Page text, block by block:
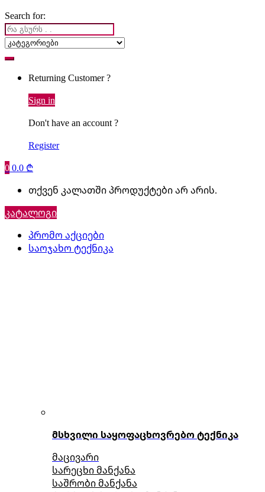
Search for:
Returning Customer ?
Sign in
Don't have an account ?
Register
00.0 ₾
თქვენ კალათში პროდუქტები არ არის.
კატალოგი
პრომო აქციები
საოჯახო ტექნიკა
მსხვილი საყოფაცხოვრებო ტექნიკა
მაცივარი
სარეცხი მანქანა
საშრობი მანქანა